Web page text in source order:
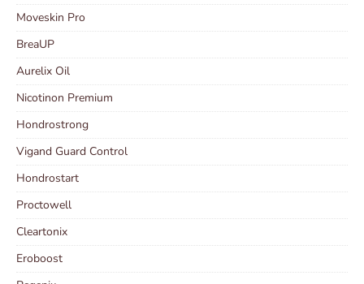
Moveskin Pro
BreaUP
Aurelix Oil
Nicotinon Premium
Hondrostrong
Vigand Guard Control
Hondrostart
Proctowell
Cleartonix
Eroboost